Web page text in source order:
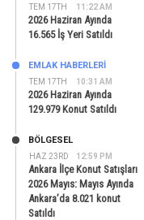
TEM 17TH 11:22 AM
2026 Haziran Ayında
16.565 İş Yeri Satıldı
TEM 17TH 10:31 AM
EMLAK HABERLERI
2026 Haziran Ayında
129.979 Konut Satıldı
HAZ 23RD 12:59 PM
BÖLGESEL
Ankara İlçe Konut Satışları
2026 Mayıs: Mayıs Ayında
Ankara’da 8.021 konut
Satıldı